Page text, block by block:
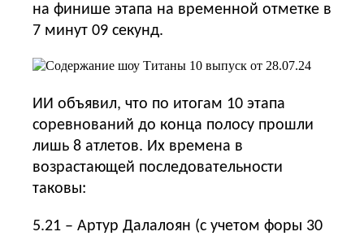
на финише этапа на временной отметке в
7 минут 09 секунд.
ИИ объявил, что по итогам 10 этапа
соревнований до конца полосу прошли
лишь 8 атлетов. Их времена в
возрастающей последовательности
таковы:
5.21 – Артур Далалоян (с учетом форы 30